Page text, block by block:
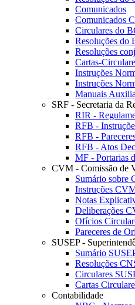
Comunicados
Comunicados
Circulares do
Resoluções do
Resoluções
Cartas-
Instruções
Instruções
Manuais
SRF - Secretaria da
RIR -
RFB -
RFB -
RFB - Atos
MF - Portarias
CVM - Comissão de
Sumário sobre
Instruções
Notas
Deliberações
Ofícios
Pareceres de
SUSEP -
Sumário
Resoluções
Circulares
Cartas
Contabilidade